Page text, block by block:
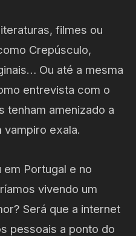
filmes ou
Crepúsculo,
Ou até a mesma
entrevista com o
tenham amenizado a
vampiro exala.
Portugal e no
vivendo um
Será que a internet
pessoais a ponto do